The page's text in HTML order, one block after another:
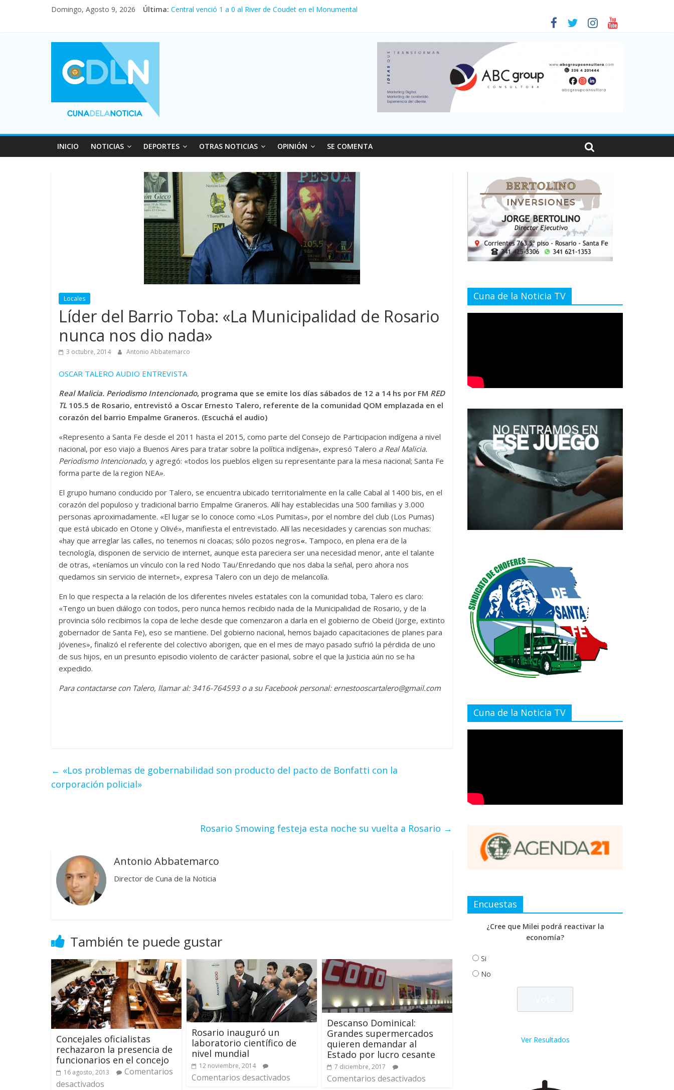
Domingo, Agosto 9, 2026 Última: Central venció 1 a 0 al River de Coudet en el Monumental
Vacaciones de invierno con más movimiento y consumo turístico: 4,6 millones de personas viajaron por el país, un 5,9% más que en 2025
Fuerte caída de la venta de autos usados en julio: bajó un 12,6% interanual
INICIO NOTICIAS DEPORTES OTRAS NOTICIAS OPINIÓN SE COMENTA
Locales
Líder del Barrio Toba: «La Municipalidad de Rosario
nunca nos dio nada»
3 octubre, 2014 Antonio Abbatemarco
OSCAR TALERO AUDIO ENTREVISTA
Real Malicia. Periodismo Intencionado, programa que se emite los días sábados de 12 a 14 hs por FM RED
TL 105.5 de Rosario, entrevistó a Oscar Ernesto Talero, referente de la comunidad QOM emplazada en el
corazón del barrio Empalme Graneros. (Escuchá el audio)
«Represento a Santa Fe desde el 2011 hasta el 2015, como parte del Consejo de Participacion indígena a nivel
nacional, por eso viajo a Buenos Aires para tratar sobre la política indígena», expresó Talero a Real Malicia.
Periodismo Intencionado, y agregó: «todos los pueblos eligen su representante para la mesa nacional; Santa Fe
forma parte de la region NEA».
El grupo humano conducido por Talero, se encuentra ubicado territorialmente en la calle Cabal al 1400 bis, en el
corazón del populoso y tradicional barrio Empalme Graneros. Allí hay establecidas una 500 familias y 3.000
personas aproximadamente. «El lugar se lo conoce como «Los Pumitas», por el nombre del club (Los Pumas)
que está ubicado en Otone y Olivé», manifiesta el entrevistado. Allí las necesidades y carencias son muchas:
«hay que arreglar las calles, no tenemos ni cloacas; sólo pozos negros«. Tampoco, en plena era de la
tecnología, disponen de servicio de internet, aunque esta pareciera ser una necesidad menor, ante el talante
de otras, «teníamos un vínculo con la red Nodo Tau/Enredando que nos daba la señal, pero ahora nos
quedamos sin servicio de internet», expresa Talero con un dejo de melancolía.
En lo que respecta a la relación de los diferentes niveles estatales con la comunidad toba, Talero es claro:
«Tengo un buen diálogo con todos, pero nunca hemos recibido nada de la Municipalidad de Rosario, y de la
provincia sólo recibimos la copa de leche desde que comenzaron a darla en el gobierno de Obeid (Jorge, extinto
gobernador de Santa Fe), eso se mantiene. Del gobierno nacional, hemos bajado capacitaciones de planes para
jóvenes», finalizó el referente del colectivo aborigen, que en el mes de mayo pasado sufrió la pérdida de uno
de sus hijos, en un presunto episodio violento de carácter pasional, sobre el que la Justicia aún no se ha
expedido.
Para contactarse con Talero, llamar al: 3416-764593 o a su Facebook personal: ernestooscartalero@gmail.com
← «Los problemas de gobernabilidad son producto del pacto de Bonfatti con la
corporación policial»
Rosario Smowing festeja esta noche su vuelta a Rosario →
Antonio Abbatemarco
Director de Cuna de la Noticia
También te puede gustar
Concejales oficialistas
rechazaron la presencia de
funcionarios en el concejo
16 agosto, 2013
Comentarios
desactivados
Rosario inauguró un
laboratorio científico de
nivel mundial
12 noviembre, 2014
Comentarios desactivados
Descanso Dominical:
Grandes supermercados
quieren demandar al
Estado por lucro cesante
7 diciembre, 2017
Comentarios desactivados
Cuna de la Noticia TV
Cuna de la Noticia TV
Encuestas
¿Cree que Milei podrá reactivar la
economía?
Si
No
Ver Resultados